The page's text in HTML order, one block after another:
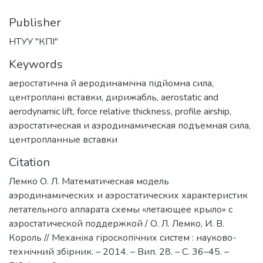
Publisher
НТУУ "КПІ"
Keywords
аеростатична й аеродинамічна підйомна сила,
центроплані вставки, дирижабль, aerostatic and
aerodynamic lift, force relative thickness, profile airship,
аэростатическая и аэродинамическая подъемная сила,
центропланные вставки
Citation
Лемко О. Л. Математическая модель
аэродинамических и аэростатических характеристик
летательного аппарата схемы «летающее крыло» с
аэростатической поддержкой / О. Л. Лемко, И. В.
Король // Механіка гіроскопічних систем : науково-
технічний збірник. – 2014. – Вип. 28. – С. 36–45. –